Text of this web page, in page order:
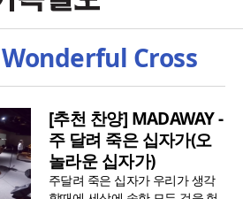
Cross
[추천 찬양] MADAWAY -
주 달려 죽은 십자가(오
놀라운 십자가)
주달려 죽은 십자가 우리가 생각